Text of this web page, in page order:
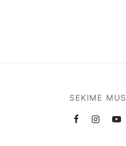
SEKIME MUS